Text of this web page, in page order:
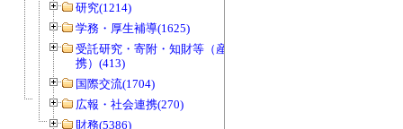
研究(1214)
学務・厚生補導(1625)
受託研究・寄附・知財等（産官学連
携）(413)
国際交流(1704)
広報・社会連携(270)
財務(5386)